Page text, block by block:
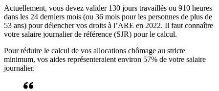
Actuellement, vous devez valider 130 jours travaillés ou 910 heures
dans les 24 derniers mois (ou 36 mois pour les personnes de plus de
53 ans) pour délencher vos droits à l’ARE en 2022. Il faut connaître
votre salaire journalier de référence (SJR) pour le calcul.
Pour réduire le calcul de vos allocations chômage au stricte
minimum, vos aides représenteraient environ 57% de votre salaire
journalier.